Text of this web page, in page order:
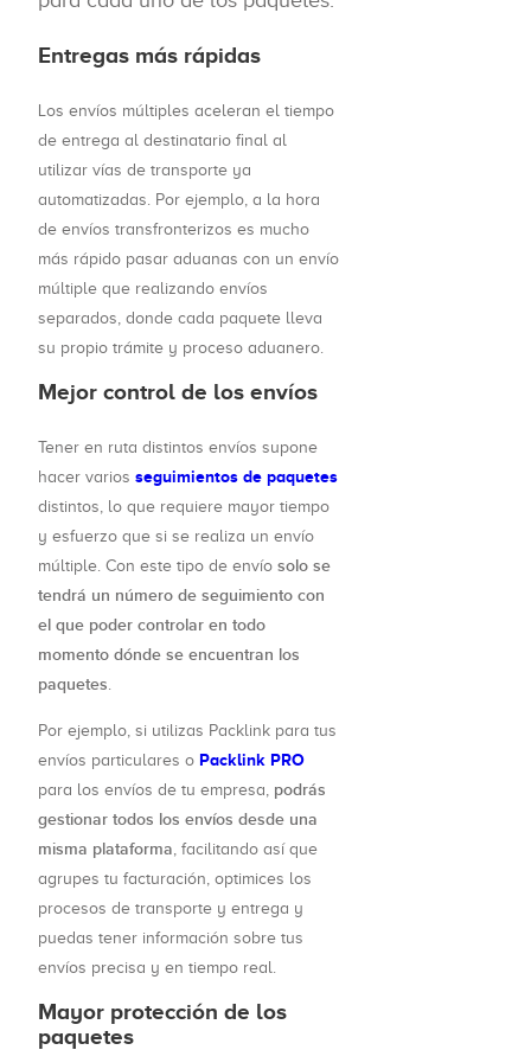
Entregas más rápidas
Los envíos múltiples aceleran el tiempo
de entrega al destinatario final al
utilizar vías de transporte ya
automatizadas. Por ejemplo, a la hora
de envíos transfronterizos es mucho
más rápido pasar aduanas con un envío
múltiple que realizando envíos
separados, donde cada paquete lleva
su propio trámite y proceso aduanero.
Mejor control de los envíos
Tener en ruta distintos envíos supone
hacer varios seguimientos de paquetes
distintos, lo que requiere mayor tiempo
y esfuerzo que si se realiza un envío
múltiple. Con este tipo de envío solo se
tendrá un número de seguimiento con
el que poder controlar en todo
momento dónde se encuentran los
paquetes
Por ejemplo, si utilizas Packlink para tus
envíos particulares o Packlink PRO
para los envíos de tu empresa, podrás
gestionar todos los envíos desde una
misma plataforma , facilitando así que
agrupes tu facturación, optimices los
procesos de transporte y entrega y
puedas tener información sobre tus
envíos precisa y en tiempo real.
Mayor protección de los
paquetes